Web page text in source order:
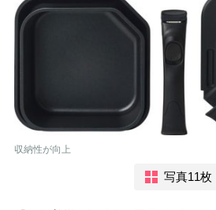
収納性が向上
写真11枚